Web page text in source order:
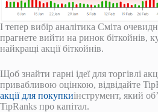
І тепер вибір аналітика Сміта
прагнете вийти на ринок біткойнів,
найкращі акції біткойнів.
Щоб знайти гарні ідеї для торгівлі
привабливою оцінкою, відвідайте
акції для покупкиінструмент, який
TipRanks про капітал.